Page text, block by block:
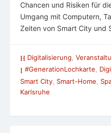
Chancen und Risiken für
Umgang mit Computern,
Zeiten von Smart City und
Digitalisierung
#GenerationLochkarte,
Smart City Smart-Home
Karlsruhe